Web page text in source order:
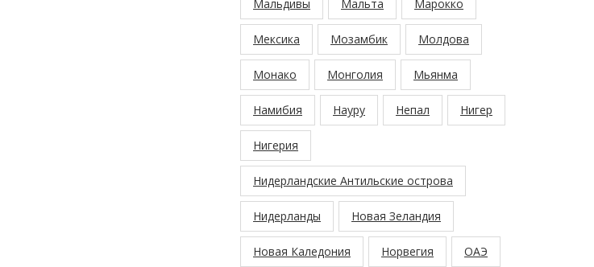
Мальдивы Мальта Марокко
Мексика Мозамбик Молдова
Монако Монголия Мьянма
Намибия Науру Непал Нигер
Нигерия
Нидерландские Антильские острова
Нидерланды Новая Зеландия
Новая Каледония Норвегия ОАЭ